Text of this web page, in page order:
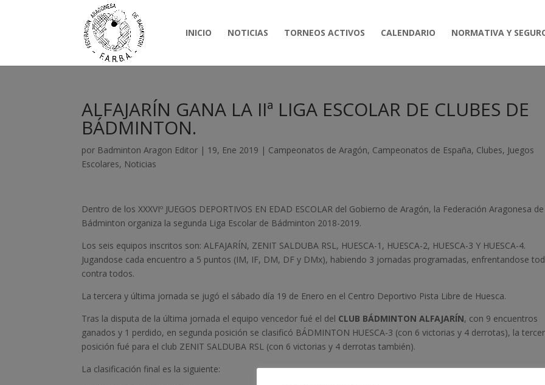
INICIO NOTICIAS TORNEOS ACTIVOS CALENDARIO NORMATIVA Y
ALFAJARÍN GANA LA IIª LIGA ESCOLAR DE CLUBES DE
BÁDMINTON.
por Badminton Aragon Editor | 19, Ene 2019 | Campeonatos de Aragón, Campeonatos de España, Clubes, Juegos
Escolares, Noticias
Dentro de los XXXVIº JUEGOS DEPORTIVOS EN EDAD ESCOLAR del Gobierno de Aragón, la Federación Aragonesa de
Bádminton organiza la segunda Liga Escolar de Bádminton 2018-2019.
Los seis equipos inscritos son: ALFAJARÍN, ZENIT SALDUBA RSL, HUESCA-1, HUESCA-2, HUESCA-3 Y HUESCA-4.
Jugandose cada encuentro a 5 puntos (IM, IF, DM, DF y DMx), habiendo 3 jornadas programadas, enfrentandose
contra todos.
La tercera y última jornada se jugó el sábado día 19 de Enero en el Centro Deportivo Pista Libre de Huesca.
Tras la disputa de la última jornada el equipo vencedor fué el del CLUB BÁDMINTON ALFAJARÍN, con 9 encuentros
ganados y 1 perdido, en segunda posición se clasificó BÁDMINTON HUESCA-3 (con 6 victorias y 4 derrotas), la
posición fué para el club ZENIT SALDUBA RSL (con 6 victorias y 4 derrotas también).
La clasificación final es la siguiente: